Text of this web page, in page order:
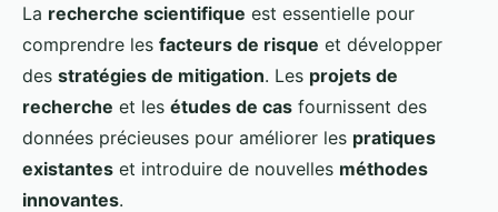
La recherche scientifique est essentielle pour
comprendre les facteurs de risque et développer
des stratégies de mitigation. Les projets de
recherche et les études de cas fournissent des
données précieuses pour améliorer les pratiques
existantes et introduire de nouvelles méthodes
innovantes.